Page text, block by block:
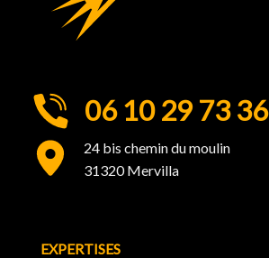
06 10 29 73 36
24 bis chemin du moulin
31320 Mervilla
EXPERTISES